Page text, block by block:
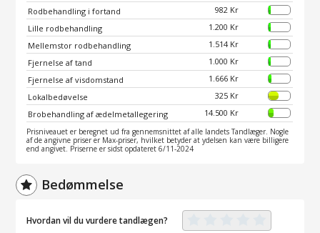
Rodbehandling i fortand
982 Kr
Lille rodbehandling
1.200 Kr
Mellemstor rodbehandling
1.514 Kr
Fjernelse af tand
1.000 Kr
Fjernelse af visdomstand
1.666 Kr
Lokalbedøvelse
325 Kr
Brobehandling af ædelmetallegering
14.500 Kr
Prisniveauet er beregnet ud fra gennemsnittet af alle landets Tandlæger. Nogle
af de angivne priser er Max-priser, hvilket betyder at ydelsen kan være billigere
end angivet. Priserne er sidst opdateret 6/11-2024
Bedømmelse
Hvordan vil du vurdere tandlægen?